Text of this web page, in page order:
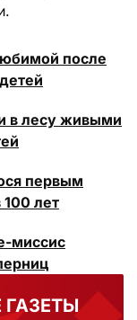
после
в лесу живыми
первым
лет
миссис